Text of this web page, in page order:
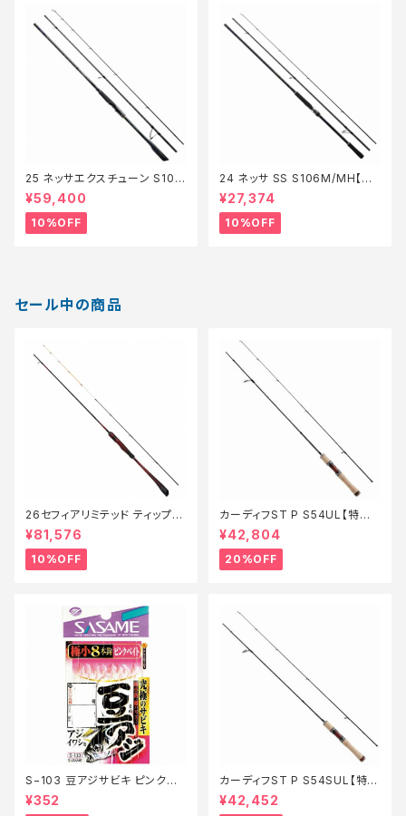
25 ネッサエクスチューン S108
MH【継続セール_ロッド】【10】
¥59,400
10%OFF
24 ネッサ SS S106M/MH【継
続セール_ロッド】【10】
¥27,374
10%OFF
セール中の商品
26セフィアリミテッド ティップエ
ギング S63ML+S【継続セール_
ロッド】【10】
¥81,576
10%OFF
カーディフST P S54UL【特価
ロッド】【20】
¥42,804
20%OFF
S−103 豆アジサビキ ピンクベ
イト 1【特価仕掛】【20】
¥352
カーディフST P S54SUL【特価
ロッド】【20】
¥42,452